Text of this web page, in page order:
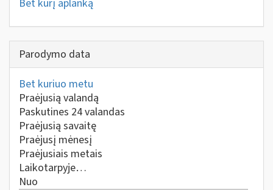
Bet kurį aplanką
Parodymo data
Bet kuriuo metu
Praėjusią valandą
Paskutines 24 valandas
Praėjusią savaitę
Praėjusį mėnesį
Praėjusiais metais
Laikotarpyje…
Nuo